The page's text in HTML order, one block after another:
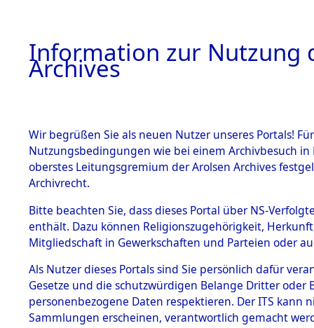
BESTÄNDE
1.
mente
5. Verschiedenes
5.3
Todesmärsche
Witten→
Information zur Nutzung
Archives
Wir begrüßen Sie als neuen Nutzer unseres Portals!
Nutzungsbedingungen wie bei einem Archivbesuch
oberstes Leitungsgremium der Arolsen Archives
Archivrecht.
Bitte beachten Sie, dass dieses Portal über NS-
enthält. Dazu können Religionszugehörigkeit,
Mitgliedschaft in Gewerkschaften und Parteien oder
Als Nutzer dieses Portals sind Sie persönlich dafür
Gesetze und die schutzwürdigen Belange Dritter
personenbezogene Daten respektieren. Der ITS
Sammlungen erscheinen, verantwortlich gemacht